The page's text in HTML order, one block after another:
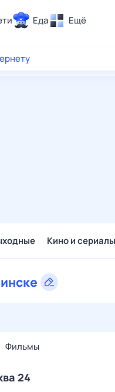
Еда Ещё
Кино и сериалы
Фильмы
24